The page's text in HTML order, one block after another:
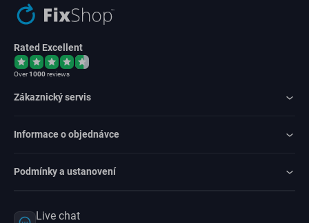
Rated Excellent
Over1000reviews
Zákaznický servis
Informace o objednávce
Podmínky a ustanovení
Live chat